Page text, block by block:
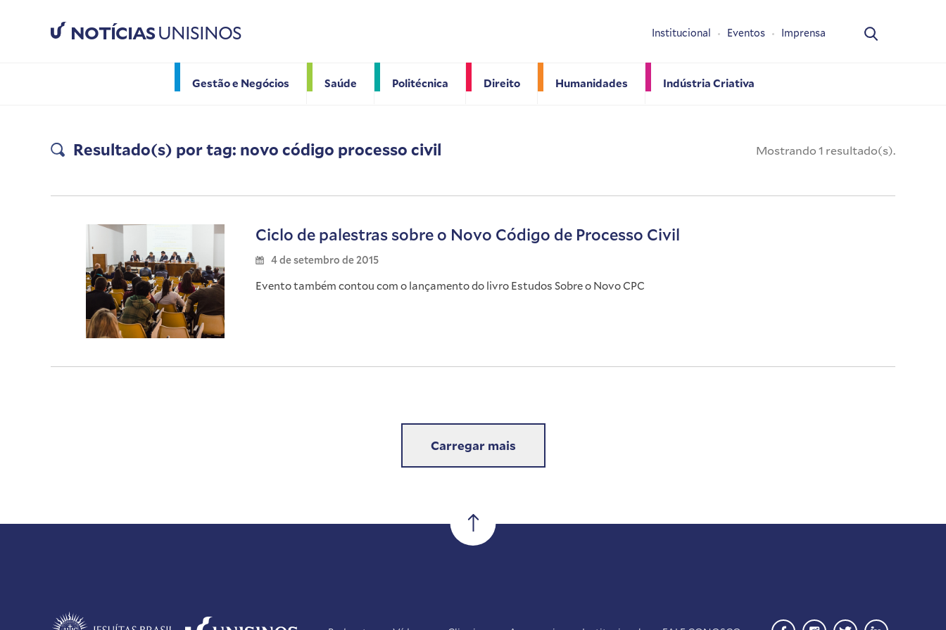
NOTÍCIASUNISINOS
Gestão e Negócios Saúde Politécnica Direito Humanidades Indústria Criativa
Institucional Eventos Imprensa
Resultado(s) por tag: novo código processo civil Mostrando 1 resultado(s).
Ciclo de palestras sobre o Novo Código de Processo Civil
4 de setembro de 2015
Evento também contou com o lançamento do livro Estudos Sobre o Novo CPC
Carregar mais